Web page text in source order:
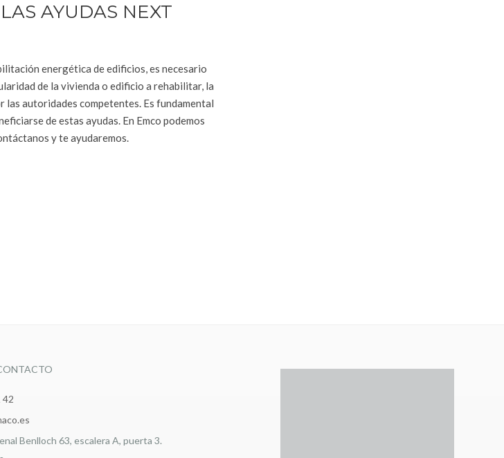
AYUDAS NEXT
energética de edificios, es necesario
de la vivienda o edificio a rehabilitar, la
autoridades competentes. Es fundamental
de estas ayudas. En Emco podemos
y te ayudaremos.
42
Benlloch 63, escalera A, puerta 3.